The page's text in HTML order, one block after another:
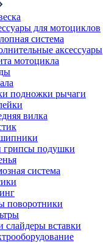
для мотоциклов
система
аксессуары
мотоцикла
подножки рычаги
вилка
грипсы подушки
система
поворотники
слайдеры вставки